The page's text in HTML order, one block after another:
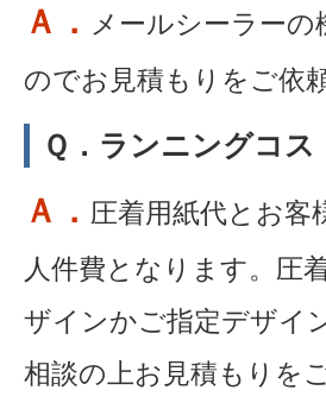
Ａ．
メールシーラー
のでお見積もりをご依
Ｑ．ランニングコ
Ａ． 圧着用紙代とお
人件費となります。圧
ザインかご指定デザイ
相談の上お見積もりを